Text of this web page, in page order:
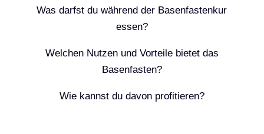
Was darfst du während der Basenfastenkur
essen?
Welchen Nutzen und Vorteile bietet das
Basenfasten?
Wie kannst du davon profitieren?